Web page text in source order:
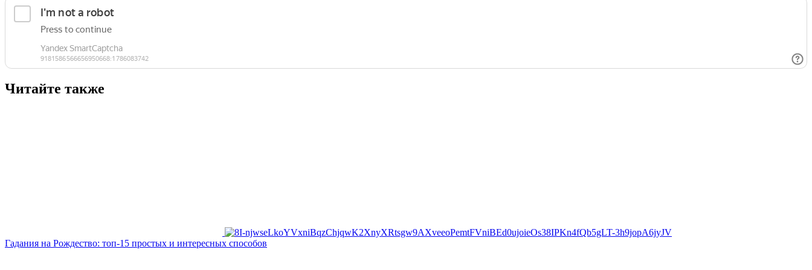
Читайте также
Гадания на Рождество: топ-15 простых и интересных способов